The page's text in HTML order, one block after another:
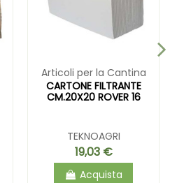
Articoli per la Cantina
CARTONE FILTRANTE
CM.20X20 ROVER 16
TEKNOAGRI
19,03 €
Acquista